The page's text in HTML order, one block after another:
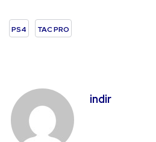
PS4 TAC PRO
indir